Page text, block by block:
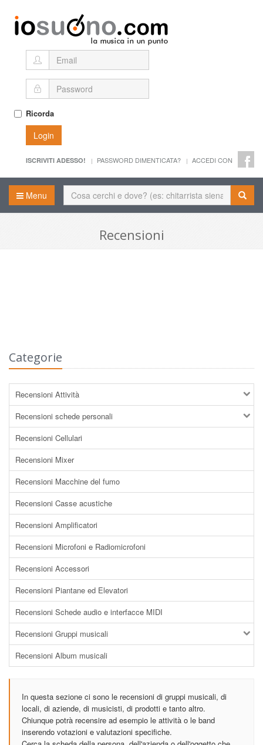
Ricorda
Login
ISCRIVITI ADESSO! PASSWORD DIMENTICATA? ACCEDI CON
Menu
Recensioni
Categorie
Recensioni Attività
Recensioni schede personali
Recensioni Cellulari
Recensioni Mixer
Recensioni Macchine del fumo
Recensioni Casse acustiche
Recensioni Amplificatori
Recensioni Microfoni e Radiomicrofoni
Recensioni Accessori
Recensioni Piantane ed Elevatori
Recensioni Schede audio e interfacce MIDI
Recensioni Gruppi musicali
Recensioni Album musicali
In questa sezione ci sono le recensioni di gruppi musicali, di
locali, di aziende, di musicisti, di prodotti e tanto altro.
Chiunque potrà recensire ad esempio le attività o le band
inserendo votazioni e valutazioni specifiche.